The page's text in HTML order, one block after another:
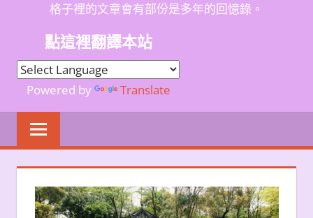
格子裡的文章會有部份是多年的回憶錄。
點這裡翻譯本站
Powered by Translate